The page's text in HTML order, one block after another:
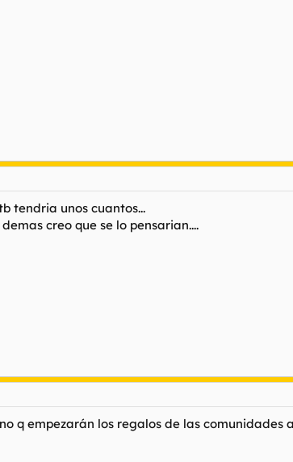
tendria unos cuantos...
creo que se lo pensarian....
q empezarán los regalos de las